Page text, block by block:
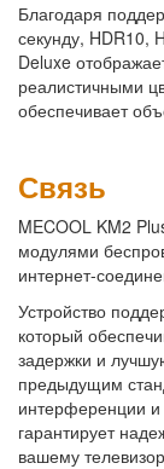
Благодаря
секунду, HDR10,
Deluxe
реалистичными
обеспечивает
Связь
MECOOL KM2
модулями
интернет-
Устройство
который
задержки и
предыдущим
интерференции и
гарантирует
вашему